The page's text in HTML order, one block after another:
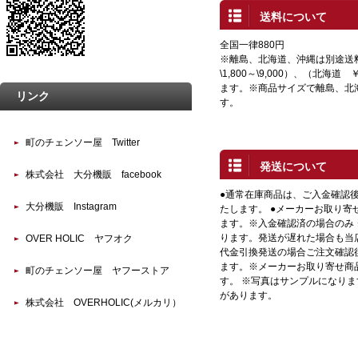
送料について
全国一律880円
※離島、北海道、沖縄は別途送
\1,800～\9,000）、（北海道
ます。※商品サイズで離島、北
す。
発送について
●通常在庫商品は、ご入金確認
たします。 ●メーカーお取り寄
ます。※入金確認済の場合の
ります。発送が遅れた場合も
代金引換発送の場合ご注文確
ます。※メーカーお取り寄せ商
す。 ※写真はサンプルになり
があります。
リンク
町のチェンソー屋 Twitter
株式会社 大分機販 facebook
大分機販 Instagram
OVER HOLIC ヤフオク
町のチェンソー屋 ヤフーストア
株式会社 OVERHOLIC(メルカリ）